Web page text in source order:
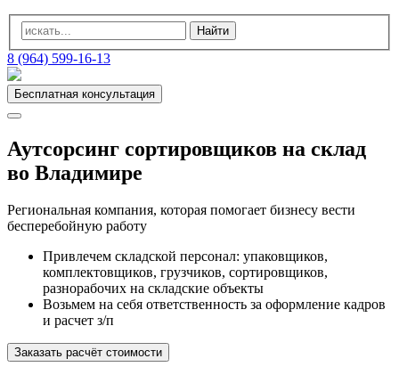
8 (964) 599-16-13
Бесплатная консультация
Аутсорсинг сортировщиков на склад
во Владимире
Региональная компания, которая помогает бизнесу вести
бесперебойную работу
Привлечем складской персонал: упаковщиков,
комплектовщиков, грузчиков, сортировщиков,
разнорабочих на складские объекты
Возьмем на себя ответственность за оформление кадров
и расчет з/п
Заказать расчёт стоимости